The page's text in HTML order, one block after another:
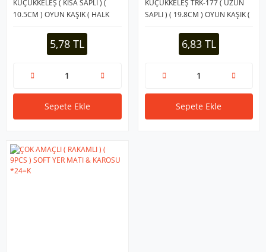
KÜÇÜKKELEŞ ( KISA SAPLI ) (
10.5CM ) OYUN KAŞIK ( HALK
OYUNLARI ) ( KAHVERENGİ
PLASTİK )*48X40
5,78 TL
Sepete Ekle
KÜÇÜKKELEŞ TRK-177 ( UZUN
SAPLI ) ( 19.8CM ) OYUN KAŞIK (
HALK OYUNLARI ) ( KAHVERENGİ
PLASTİK )*40X40
6,83 TL
Sepete Ekle